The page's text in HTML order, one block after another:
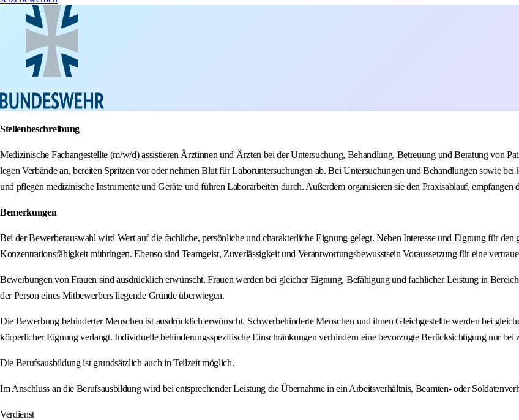
Stellenbeschreibung
Medizinische Fachangestellte (m/w/d) assistieren Ärztinnen und Ärzten bei der Untersuchung, Behandlung, Betreuung und Beratung von
legen Verbände an, bereiten Spritzen vor oder nehmen Blut für Laboruntersuchungen ab. Bei Untersuchungen und Behandlungen sowie
und pflegen medizinische Instrumente und Geräte und führen Laborarbeiten durch. Außerdem organisieren sie den Praxisablauf,
Bemerkungen
Bei der Bewerberauswahl wird Wert auf die fachliche, persönliche und charakterliche Eignung gelegt. Neben Interesse und Eignung für
Konzentrationsfähigkeit mitbringen. Ebenso sind Teamgeist, Zuverlässigkeit und Verantwortungsbewusstsein Voraussetzung für eine
Bewerbungen von Frauen sind ausdrücklich erwünscht. Frauen werden bei gleicher Eignung, Befähigung und fachlicher Leistung in
der Person eines Mitbewerbers liegende Gründe überwiegen.
Die Bewerbung behinderter Menschen ist ausdrücklich erwünscht. Schwerbehinderte Menschen und ihnen Gleichgestellte werden bei
körperlicher Eignung verlangt. Individuelle behinderungsspezifische Einschränkungen verhindern eine bevorzugte Berücksichtigung nur
Die Berufsausbildung ist grundsätzlich auch in Teilzeit möglich.
Im Anschluss an die Berufsausbildung wird bei entsprechender Leistung die Übernahme in ein Arbeitsverhältnis, Beamten- oder
Verdienst